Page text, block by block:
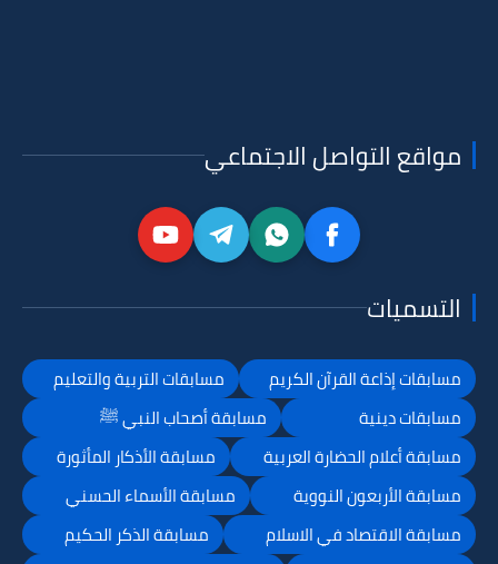
مواقع التواصل الاجتماعي
التسميات
مسابقات إذاعة القرآن الكريم
مسابقات التربية والتعليم
مسابقات دينية
مسابقة أصحاب النبي ﷺ
مسابقة أعلام الحضارة العربية
مسابقة الأذكار المأثورة
مسابقة الأربعون النووية
مسابقة الأسماء الحسني
مسابقة الاقتصاد في الاسلام
مسابقة الذكر الحكيم